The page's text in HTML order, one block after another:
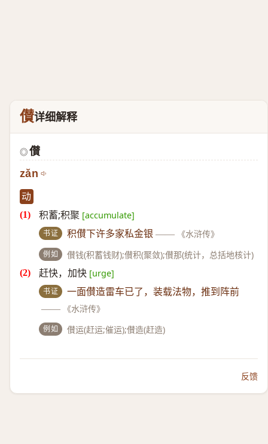
儧详细解释
◎ 儧
zǎn
动
积蓄;积聚 [accumulate]
书证 积儧下许多家私金银 —— 《水浒传》
例如 儧钱(积蓄钱财);儧积(聚敛);儧那(统计，总括地核计)
赶快，加快 [urge]
书证
一面儧造雷车已了，装载法物，推到阵前
——
《水浒传》
例如 儧运(赶运;催运);儧造(赶造)
反馈